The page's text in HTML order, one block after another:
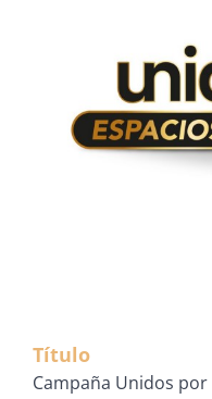
Título
Campaña Unidos